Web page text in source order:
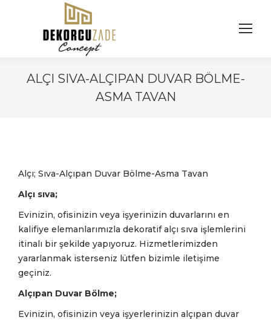
ALÇI SIVA-ALÇIPAN DUVAR BÖLME-
ASMA TAVAN
Alçı; Sıva-Alçıpan Duvar Bölme-Asma Tavan
Alçı sıva;
Evinizin, ofisinizin veya işyerinizin duvarlarını en
kalifiye elemanlarımızla dekoratif alçı sıva işlemlerini
itinalı bir şekilde yapıyoruz. Hizmetlerimizden
yararlanmak isterseniz lütfen bizimle iletişime
geçiniz.
Alçıpan Duvar Bölme;
Evinizin, ofisinizin veya işyerlerinizin alçıpan duvar